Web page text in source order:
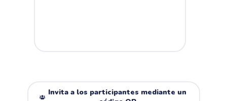
Invita a los participantes mediante un